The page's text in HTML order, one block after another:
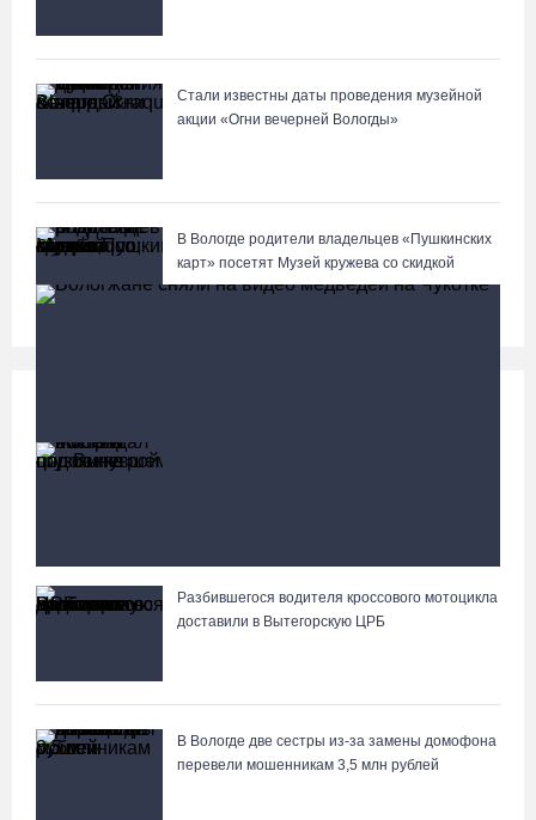
Вологжане сняли на видео медведей на Чукотке
Стали известны даты проведения музейной
акции «Огни вечерней Вологды»
В Вологде родители владельцев «Пушкинских
карт» посетят Музей кружева со скидкой
Разбившегося водителя кроссового мотоцикла
доставили в Вытегорскую ЦРБ
В Вологде две сестры из-за замены домофона
перевели мошенникам 3,5 млн рублей